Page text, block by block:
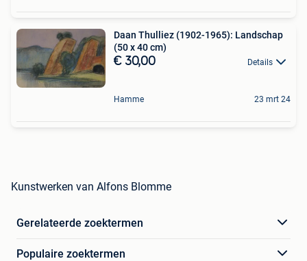
Daan Thulliez (1902-1965): Landschap
(50 x 40 cm)
€ 30,00 Details
Hamme 23 mrt 24
Kunstwerken van Alfons Blomme
Gerelateerde zoektermen
Populaire zoektermen